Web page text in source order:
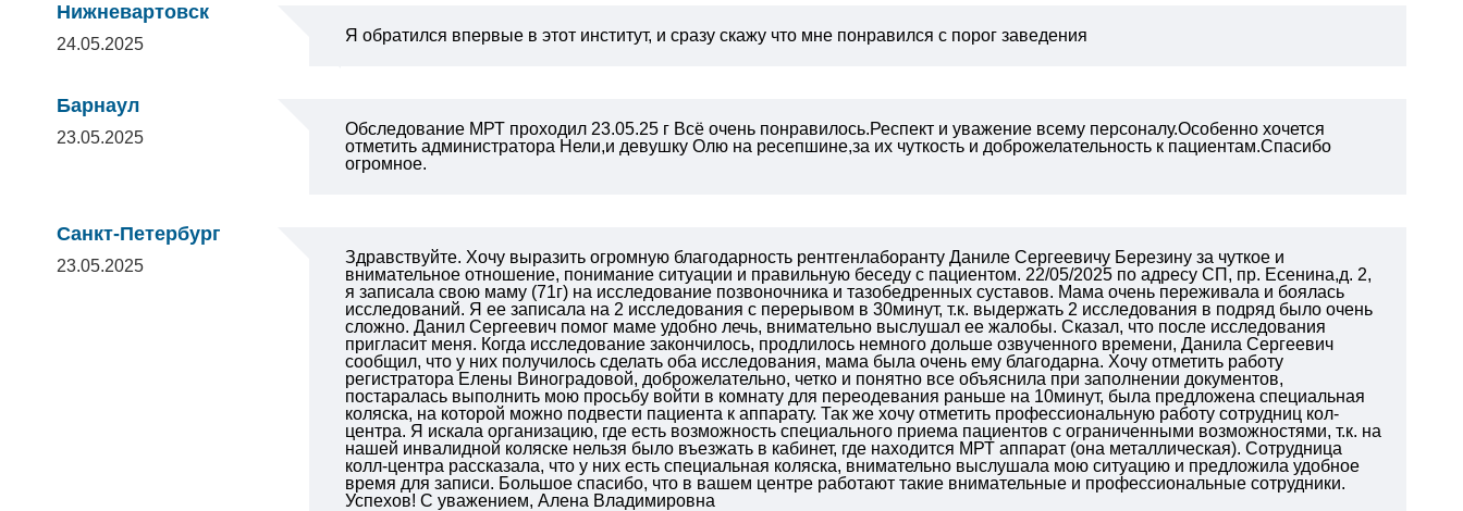
Нижневартовск
24.05.2025 Я обратился впервые в этот институт, и сразу скажу что мне понравился с порог заведения
Барнаул
23.05.2025 Обследование МРТ проходил 23.05.25 г Всё очень понравилось.Респект и уважение всему персоналу.Особенно хочется
отметить администратора Нели,и девушку Олю на ресепшине,за их чуткость и доброжелательность к пациентам.Спасибо
огромное.
Санкт-Петербург
23.05.2025
Здравствуйте. Хочу выразить огромную благодарность рентгенлаборанту Даниле Сергеевичу Березину за чуткое и
внимательное отношение, понимание ситуации и правильную беседу с пациентом. 22/05/2025 по адресу СП, пр. Есенина,д. 2,
я записала свою маму (71г) на исследование позвоночника и тазобедренных суставов. Мама очень переживала и боялась
исследований. Я ее записала на 2 исследования с перерывом в 30минут, т.к. выдержать 2 исследования в подряд было очень
сложно. Данил Сергеевич помог маме удобно лечь, внимательно выслушал ее жалобы. Сказал, что после исследования
пригласит меня. Когда исследование закончилось, продлилось немного дольше озвученного времени, Данила Сергеевич
сообщил, что у них получилось сделать оба исследования, мама была очень ему благодарна. Хочу отметить работу
регистратора Елены Виноградовой, доброжелательно, четко и понятно все объяснила при заполнении документов,
постаралась выполнить мою просьбу войти в комнату для переодевания раньше на 10минут, была предложена специальная
коляска, на которой можно подвести пациента к аппарату. Так же хочу отметить профессиональную работу сотрудниц кол-
центра. Я искала организацию, где есть возможность специального приема пациентов с ограниченными возможностями, т.к. на
нашей инвалидной коляске нельзя было въезжать в кабинет, где находится МРТ аппарат (она металлическая). Сотрудница
колл-центра рассказала, что у них есть специальная коляска, внимательно выслушала мою ситуацию и предложила удобное
время для записи. Большое спасибо, что в вашем центре работают такие внимательные и профессиональные сотрудники.
Успехов! С уважением, Алена Владимировна